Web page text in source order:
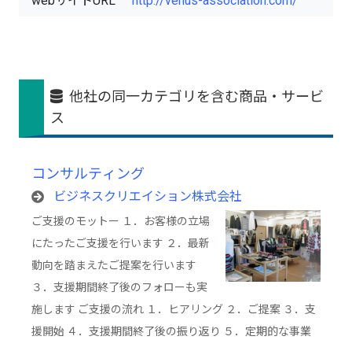
他社の同一カテゴリを含む商品・サービ
ス
コンサルティング
ビジネスクリエイション株式会社
ご支援のモットー １．お客様の立場
にたったご支援を行います ２．最新
動向を踏まえたご提案を行います
３．支援期間終了後のフォローも実
施します ご支援の流れ １．ヒアリング ２．ご提案 ３．支
援開始 ４．支援期間終了後の振り返り ５．定期的な事業